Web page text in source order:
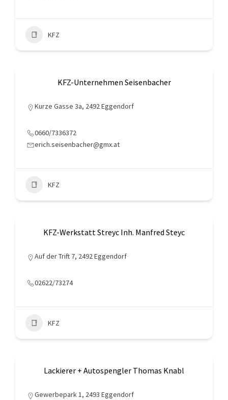
KFZ
KFZ-Unternehmen Seisenbacher
Kurze Gasse 3a, 2492 Eggendorf
0660/7336372
erich.seisenbacher@gmx.at
KFZ
KFZ-Werkstatt Streyc Inh. Manfred Steyc
Auf der Trift 7, 2492 Eggendorf
02622/73274
KFZ
Lackierer + Autospengler Thomas Knabl
Gewerbepark 1, 2493 Eggendorf